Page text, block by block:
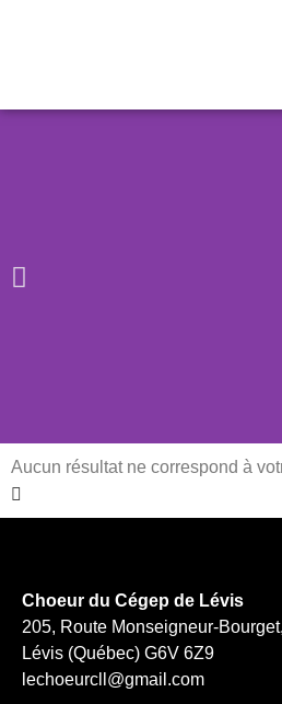
Aucun résultat ne correspond à
Choeur du Cégep de Lévis
205, Route Monseigneur-
Lévis (Québec) G6V 6Z9
lechoeurcll@gmail.com